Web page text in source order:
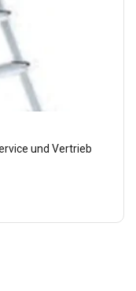
und Vertrieb